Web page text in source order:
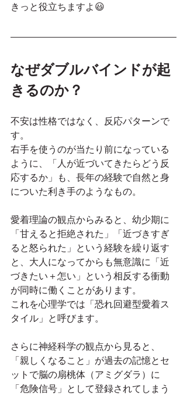
きっと役立ちますよ😃
なぜダブルバインドが起
きるのか？
不安は性格ではなく、反応パターンで
す。
右手を使うのが当たり前になっている
ように、「人が近づいてきたらどう反
応するか」も、長年の経験で自然と身
についた利き手のようなもの。
愛着理論の観点からみると、幼少期に
「甘えると拒絶された」「近づきすぎ
ると怒られた」という経験を繰り返す
と、大人になってからも無意識に「近
づきたい＋怎い」という相反する衝動
が同時に働くことがあります。
これを心理学では「恐れ回避型愛着ス
タイル」と呼びます。
さらに神経科学の観点から見ると、
「親しくなること」が過去の記憶とセ
ットで脳の扇桃体（アミグダラ）に
「危険信号」として登録されてしまう